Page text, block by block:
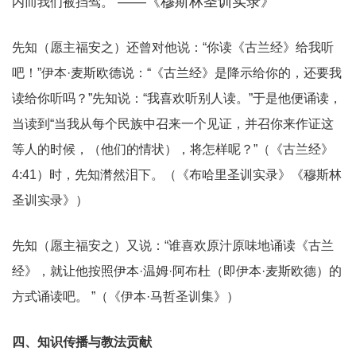
先知（愿主福安之）还曾对他说：“你读《古兰经》给我听
吧！”伊本·麦斯欧德说：“《古兰经》是降示给你的，还要我
读给你听吗？”先知说：“我喜欢听别人读。”于是他便诵读，
当读到“当我从每个民族中召来一个见证，并召你来作证这
等人的时候，（他们的情状），将怎样呢？”（《古兰经》
4:41）时，先知潸然泪下。（《布哈里圣训实录》《穆斯林
圣训实录》）
先知（愿主福安之）又说：“谁喜欢原汁原味地诵读《古兰
经》，就让他按照伊本·温姆·阿布杜（即伊本·麦斯欧德）的
方式诵读吧。 ”（《伊本·马哲圣训集》）
四、知识传播与教法贡献